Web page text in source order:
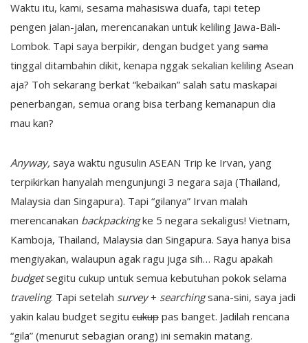
Waktu itu, kami, sesama mahasiswa duafa, tapi tetep
pengen jalan-jalan, merencanakan untuk keliling Jawa-Bali-
Lombok. Tapi saya berpikir, dengan budget yang sama
tinggal ditambahin dikit, kenapa nggak sekalian keliling Asean
aja? Toh sekarang berkat “kebaikan” salah satu maskapai
penerbangan, semua orang bisa terbang kemanapun dia
mau kan?
Anyway, saya waktu ngusulin ASEAN Trip ke Irvan, yang
terpikirkan hanyalah mengunjungi 3 negara saja (Thailand,
Malaysia dan Singapura). Tapi “gilanya” Irvan malah
merencanakan backpackingke 5 negara sekaligus! Vietnam,
Kamboja, Thailand, Malaysia dan Singapura. Saya hanya bisa
mengiyakan, walaupun agak ragu juga sih… Ragu apakah
budgetsegitu cukup untuk semua kebutuhan pokok selama
traveling. Tapi setelah survey+ searchingsana-sini, saya jadi
yakin kalau budget segitu cukup pas banget. Jadilah rencana
“gila” (menurut sebagian orang) ini semakin matang.